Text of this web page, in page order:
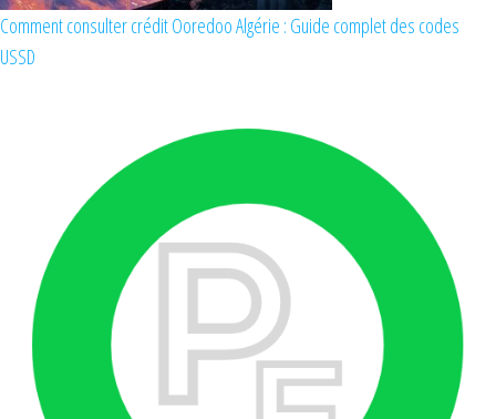
Comment consulter crédit Ooredoo Algérie : Guide complet des codes
USSD